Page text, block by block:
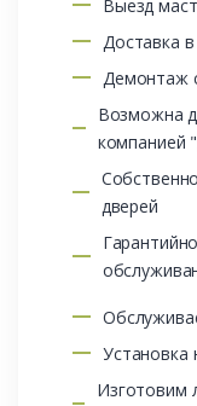
Выезд
Доставка
Демонтаж
Возможна
компанией
дверей
Установка
Изготовим